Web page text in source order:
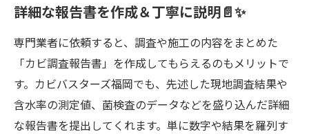
詳細な報告書を作成＆丁寧に説明📄✨
専門業者に依頼すると、調査や施工の内容をまとめた
「カビ調査報告書」を作成してもらえるのもメリットで
す。カビバスターズ福岡でも、先述した現地調査結果や
含水率の測定値、菌検査のデータなどを盛り込んだ詳細
な報告書を提出してくれます。単に数字や結果を羅列す